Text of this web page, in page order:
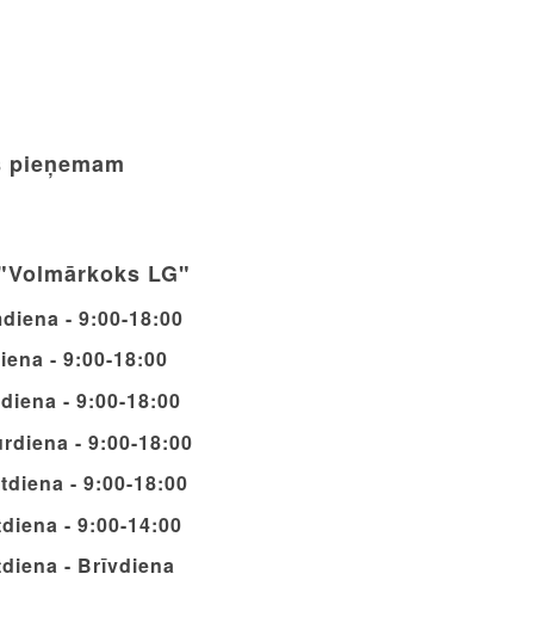
pieņemam
LG"
- 9:00-18:00
- 9:00-18:00
- 9:00-18:00
- 9:00-18:00
- 9:00-18:00
- 9:00-14:00
- Brīvdiena